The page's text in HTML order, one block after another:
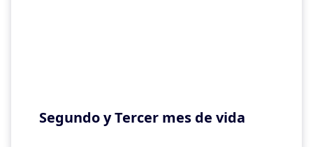
Segundo y Tercer mes de vida